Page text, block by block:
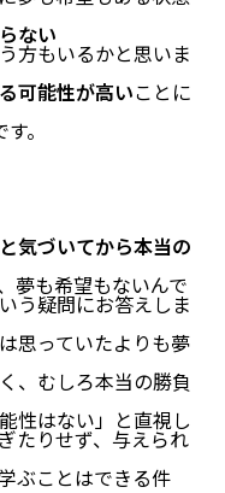
ない
方もいるかと思いま
可能性が高いことに
。
気づいてから本当の
夢も希望もないんで
う疑問にお答えしま
思っていたよりも夢
、むしろ本当の勝負
性はない」と直視し
たりせず、与えられ
ぶことはできる件